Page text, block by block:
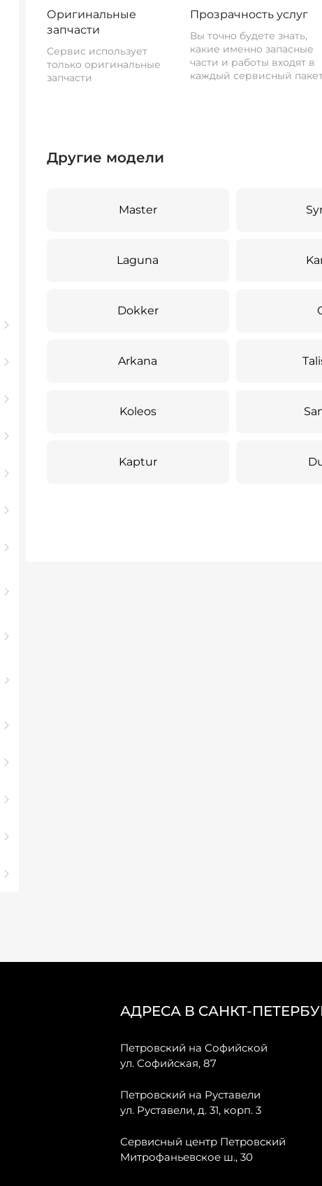
Оригинальные
запчасти
Сервис использует
только оригинальные
запчасти
Прозрачность услуг
Вы точно будете знать,
какие именно запасные
части и работы входят в
каждый сервисный
Другие модели
Master
Laguna
Dokker
Arkana
Koleos
Kaptur
АДРЕСА В САНКТ-
Петровский на Софийской
ул. Софийская, 87
Петровский на Руставели
ул. Руставели, д. 31, корп. 3
Сервисный центр Петровский
Митрофаньевское ш., 30